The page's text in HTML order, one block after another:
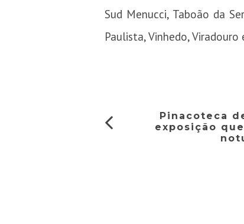
Sud Menucci, Taboão da
Paulista, Vinhedo, Viradouro
Pinacoteca
exposição